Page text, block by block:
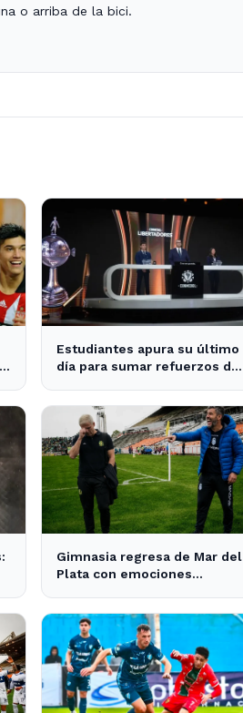
o arriba de la bici.
Estudiantes apura su último
día para sumar refuerzos de
Gimnasia regresa de Mar del
Plata con emociones